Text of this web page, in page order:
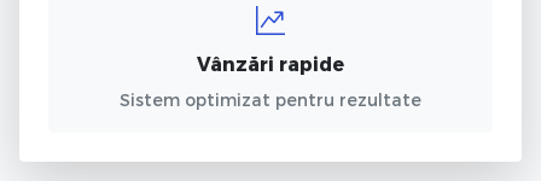
Vânzări rapide
Sistem optimizat pentru rezultate